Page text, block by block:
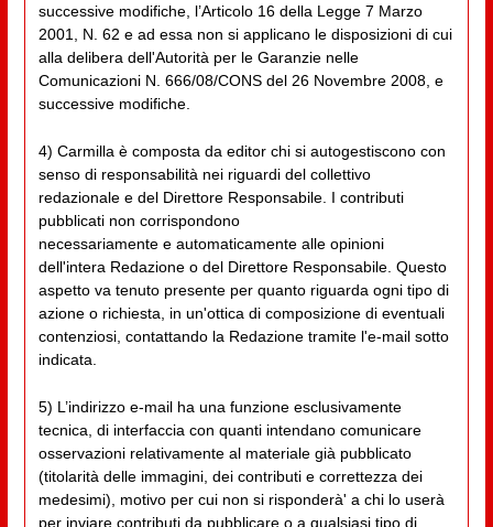
successive modifiche, l’Articolo 16 della Legge 7 Marzo
2001, N. 62 e ad essa non si applicano le disposizioni di cui
alla delibera dell'Autorità per le Garanzie nelle
Comunicazioni N. 666/08/CONS del 26 Novembre 2008, e
successive modifiche.
4) Carmilla è composta da editor chi si autogestiscono con
senso di responsabilità nei riguardi del collettivo
redazionale e del Direttore Responsabile. I contributi
pubblicati non corrispondono
necessariamente e automaticamente alle opinioni
dell'intera Redazione o del Direttore Responsabile. Questo
aspetto va tenuto presente per quanto riguarda ogni tipo di
azione o richiesta, in un'ottica di composizione di eventuali
contenziosi, contattando la Redazione tramite l'e-mail sotto
indicata.
5) L’indirizzo e-mail ha una funzione esclusivamente
tecnica, di interfaccia con quanti intendano comunicare
osservazioni relativamente al materiale già pubblicato
(titolarità delle immagini, dei contributi e correttezza dei
medesimi), motivo per cui non si risponderà' a chi lo userà
per inviare contributi da pubblicare o a qualsiasi tipo di